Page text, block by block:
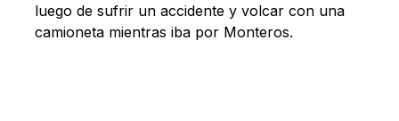
luego de sufrir un accidente y volcar con una
camioneta mientras iba por Monteros.